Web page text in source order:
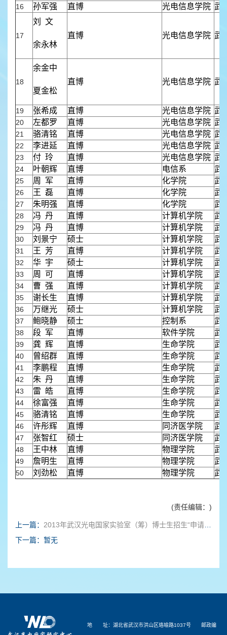
16 孙军强 直博 光电信息学院 武
17
刘 文
余永林
直博 光电信息学院 武
18
余金中
夏金松
直博 光电信息学院 武
19 张希成 直博 光电信息学院 武
20 左都罗 直博 光电信息学院 武
21 骆清铭 直博 光电信息学院 武
22 李进延 直博 光电信息学院 武
23 付 玲 直博 光电信息学院 武
24 叶朝辉 直博 电信系 武
25 周 军 直博 化学院 武
26 王 磊 直博 化学院 武
27 朱明强 直博 化学院 武
28 冯 丹 直博 计算机学院 武
29 冯 丹 直博 计算机学院 武
30 刘景宁 硕士 计算机学院 武
31 王 芳 直博 计算机学院 武
32 华 宇 硕士 计算机学院 武
33 周 可 直博 计算机学院 武
34 曹 强 直博 计算机学院 武
35 谢长生 直博 计算机学院 武
36 万继光 硕士 计算机学院 武
37 鲍晓静 硕士 控制系 武
38 段 军 直博 软件学院 武
39 龚 辉 直博 生命学院 武
40 曾绍群 直博 生命学院 武
41 李鹏程 直博 生命学院 武
42 朱 丹 直博 生命学院 武
43 雷 皓 直博 生命学院 武
44 徐富强 直博 生命学院 武
45 骆清铭 直博 生命学院 武
46 许彤辉 直博 同济医学院 武
47 张智红 硕士 同济医学院 武
48 王中林 直博 物理学院 武
49 詹明生 直博 物理学院 武
50 刘劲松 直博 物理学院 武
(责任编辑：)
上一篇： 2013年武汉光电国家实验室（筹）博士生招生“申请考核制”招生简章
下一篇：暂无
地 址：湖北省武汉市洪山区珞喻路1037号 邮政编